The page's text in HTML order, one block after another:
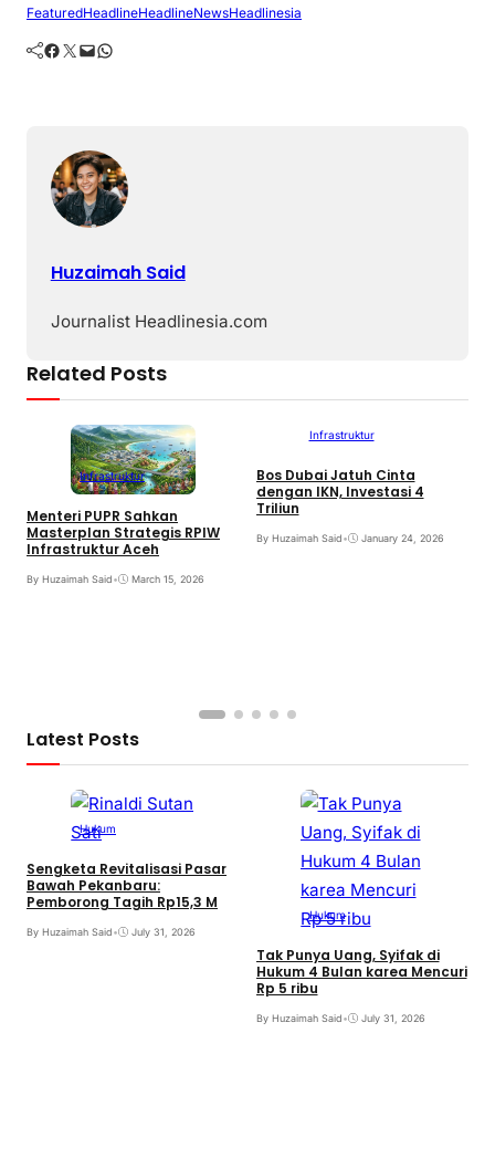
FeaturedHeadlineHeadlineNewsHeadlinesia
Facebook Twitter Mail WhatsApp
Huzaimah Said
Journalist Headlinesia.com
Related Posts
Infrastruktur
Menteri PUPR Sahkan
Masterplan Strategis RPIW
Infrastruktur Aceh
By Huzaimah Said• March 15, 2026
Infrastruktur
Bos Dubai Jatuh Cinta
dengan IKN, Investasi 4
Triliun
By Huzaimah Said• January 24, 2026
Latest Posts
Hukum
Sengketa Revitalisasi Pasar
Bawah Pekanbaru:
Pemborong Tagih Rp15,3 M
By Huzaimah Said• July 31, 2026
Hukum
Tak Punya Uang, Syifak di
Hukum 4 Bulan karea Mencuri
Rp 5 ribu
By Huzaimah Said• July 31, 2026